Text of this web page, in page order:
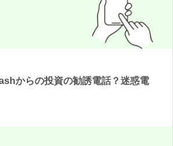
からの投資の勧誘電話？迷惑電